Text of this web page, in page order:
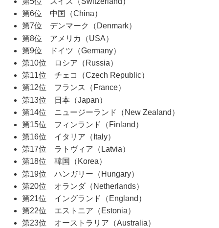
第6位 中国（China）
第7位 デンマーク（Denmark）
第8位 アメリカ（USA）
第9位 ドイツ（Germany）
第10位 ロシア（Russia）
第11位 チェコ（Czech Republic）
第12位 フランス（France）
第13位 日本（Japan）
第14位 ニュージーランド（New Zealand）
第15位 フィンランド（Finland）
第16位 イタリア（Italy）
第17位 ラトヴィア（Latvia）
第18位 韓国（Korea）
第19位 ハンガリー（Hungary）
第20位 オランダ（Netherlands）
第21位 イングランド（England）
第22位 エストニア（Estonia）
第23位 オーストラリア（Australia）